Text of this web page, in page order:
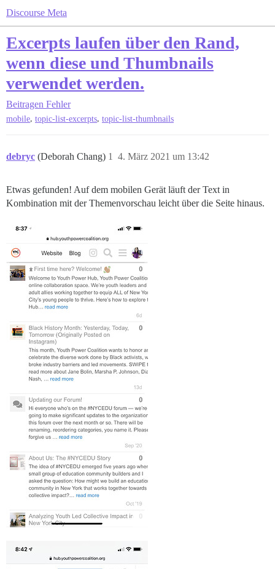
Discourse Meta
Excerpts laufen über den Rand,
wenn diese und Thumbnails
verwendet werden.
Beitragen Fehler
mobile, topic-list-excerpts, topic-list-thumbnails
debryc (Deborah Chang) 4. März 2021 um 13:42
1
Etwas gefunden! Auf dem mobilen Gerät läuft der Text in
Kombination mit der Themenvorschau leicht über die Seite hinaus.